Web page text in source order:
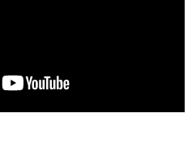
benzi de fixare automata